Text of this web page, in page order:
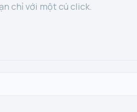
chỉ với một cú click.